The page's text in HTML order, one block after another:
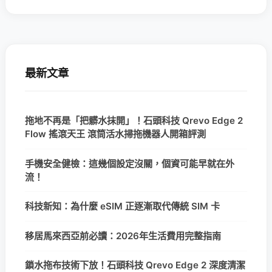
最新文章
拖地不再是「把髒水抹開」！石頭科技 Qrevo Edge 2
Flow 搖滾天王 滾筒活水掃拖機器人開箱評測
手機安全健檢：這幾個設定沒關，個資可能早就在外
流！
科技新知：為什麼 eSIM 正逐漸取代傳統 SIM 卡
移居馬來西亞前必讀：2026年生活費用完整指南
鎖水拖布技術下放！石頭科技 Qrevo Edge 2 深度清潔